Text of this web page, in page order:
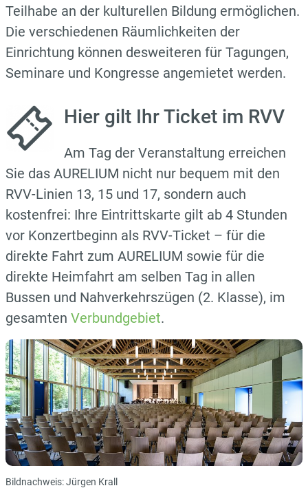
Teilhabe an der kulturellen Bildung ermöglichen.
Die verschiedenen Räumlichkeiten der
Einrichtung können desweiteren für Tagungen,
Seminare und Kongresse angemietet werden.
Hier gilt Ihr Ticket im RVV
Am Tag der Veranstaltung erreichen
Sie das AURELIUM nicht nur bequem mit den
RVV-Linien 13, 15 und 17, sondern auch
kostenfrei: Ihre Eintrittskarte gilt ab 4 Stunden
vor Konzertbeginn als RVV-Ticket – für die
direkte Fahrt zum AURELIUM sowie für die
direkte Heimfahrt am selben Tag in allen
Bussen und Nahverkehrszügen (2. Klasse), im
gesamten Verbundgebiet.
Bildnachweis: Jürgen Krall